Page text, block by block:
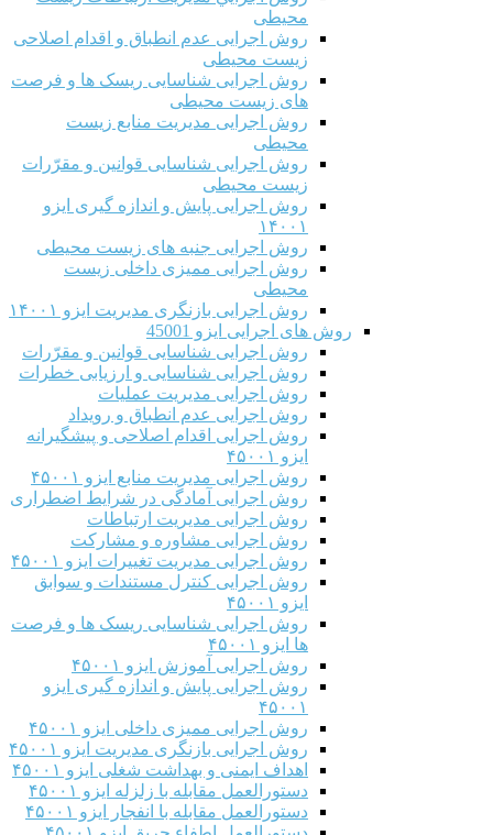
محیطی
روش اجرایی عدم انطباق و اقدام اصلاحی
زیست محیطی
روش اجرایی شناسایی ریسک ها و فرصت
های زیست محیطی
روش اجرایی مدیریت منابع زیست
محیطی
روش اجرایی شناسایی قوانین و مقرّرات
زیست محیطی
روش اجرایی پایش و اندازه گیری ایزو
۱۴۰۰۱
روش اجرایی جنبه های زیست محیطی
روش اجرایی ممیزی داخلی زیست
محیطی
روش اجرایی بازنگری مدیریت ایزو ۱۴۰۰۱
روش های اجرایی ایزو 45001
روش اجرایی شناسایی قوانین و مقرّرات
روش اجرایی شناسایی و ارزیابی خطرات
روش اجرایی مدیریت عملیات
روش اجرایی عدم انطباق و رویداد
روش اجرایی اقدام اصلاحی و پیشگیرانه
ایزو ۴۵۰۰۱
روش اجرایی مدیریت منابع ایزو ۴۵۰۰۱
روش اجرایی آمادگی در شرایط اضطراری
روش اجرایی مدیریت ارتباطات
روش اجرایی مشاوره و مشارکت
روش اجرایی مدیریت تغییرات ایزو ۴۵۰۰۱
روش اجرایی کنترل مستندات و سوابق
ایزو ۴۵۰۰۱
روش اجرایی شناسایی ریسک ها و فرصت
ها ایزو ۴۵۰۰۱
روش اجرایی آموزش ایزو ۴۵۰۰۱
روش اجرایی پایش و اندازه گیری ایزو
۴۵۰۰۱
روش اجرایی ممیزی داخلی ایزو ۴۵۰۰۱
روش اجرایی بازنگری مدیریت ایزو ۴۵۰۰۱
اهداف ایمنی و بهداشت شغلی ایزو ۴۵۰۰۱
دستورالعمل مقابله با زلزله ایزو ۴۵۰۰۱
دستورالعمل مقابله با انفجار ایزو ۴۵۰۰۱